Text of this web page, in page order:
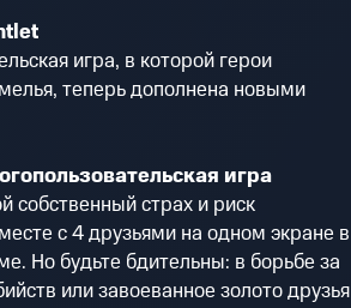
игра, в которой герои
теперь дополнена новыми
игра
собственный страх и риск
с 4 друзьями на одном экране в
Но будьте бдительны: в борьбе за
или завоеванное золото друзья